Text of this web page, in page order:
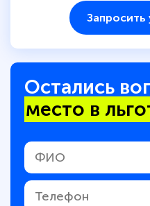
Запросить
Остались
место в